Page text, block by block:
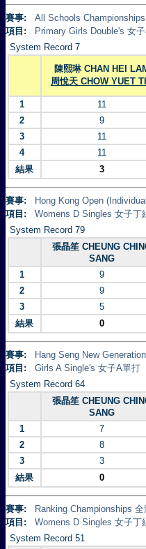
賽事:
All Schools
項目:
Primary Girls Double's 女
System Record 7
陳熙琳 CHAN HEI
周悅天 CHOW YUET
1
11
2
9
3
11
4
11
結果
3
賽事:
Hong Kong Open
項目:
Womens D Singles 女子丁
System Record 79
張晶笙 CHEUNG
SANG
1 9
2
9
3
5
結果
0
賽事:
Hang Seng New
項目:
Girls A Single's 女子A單打
System Record 64
張晶笙 CHEUNG
SANG
1 7
2
8
3
3
結果
0
賽事:
Ranking Championships
項目:
Womens D Singles 女子丁
System Record 51